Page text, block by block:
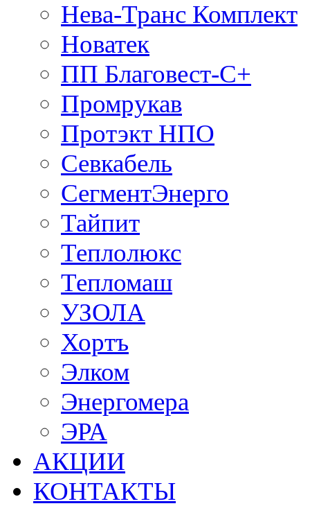
Нева-Транс Комплект
Новатек
ПП Благовест-С+
Промрукав
Протэкт НПО
Севкабель
СегментЭнерго
Тайпит
Теплолюкс
Тепломаш
УЗОЛА
Хортъ
Элком
Энергомера
ЭРА
АКЦИИ
КОНТАКТЫ